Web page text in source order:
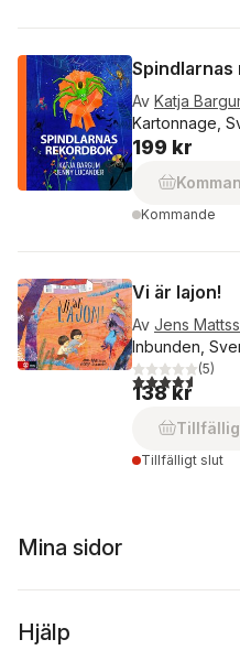
Av Katja
Kartonnage,
199 kr
Kommande
Vi är lajon!
Av Jens
Inbunden,
4,6utav 5(5)
138 kr
Tillfälligt slut
Mina sidor
Hjälp